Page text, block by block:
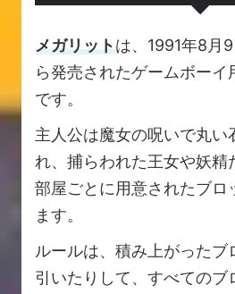
メガリットは、1991年8月
ら発売されたゲームボーイ
です。
主人公は魔女の呪いで丸い
れ、捕らわれた王女や妖精
部屋ごとに用意されたブロ
ます。
ルールは、積み上がったブ
引いたりして、すべてのブ